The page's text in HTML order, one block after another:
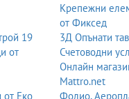
важни въпроса. Те ще ви
Крепежни
от Фиксед
19
3Д Опънати
от
Счетоводни
Онлайн
Mattro.net
от Еко
Фолио,